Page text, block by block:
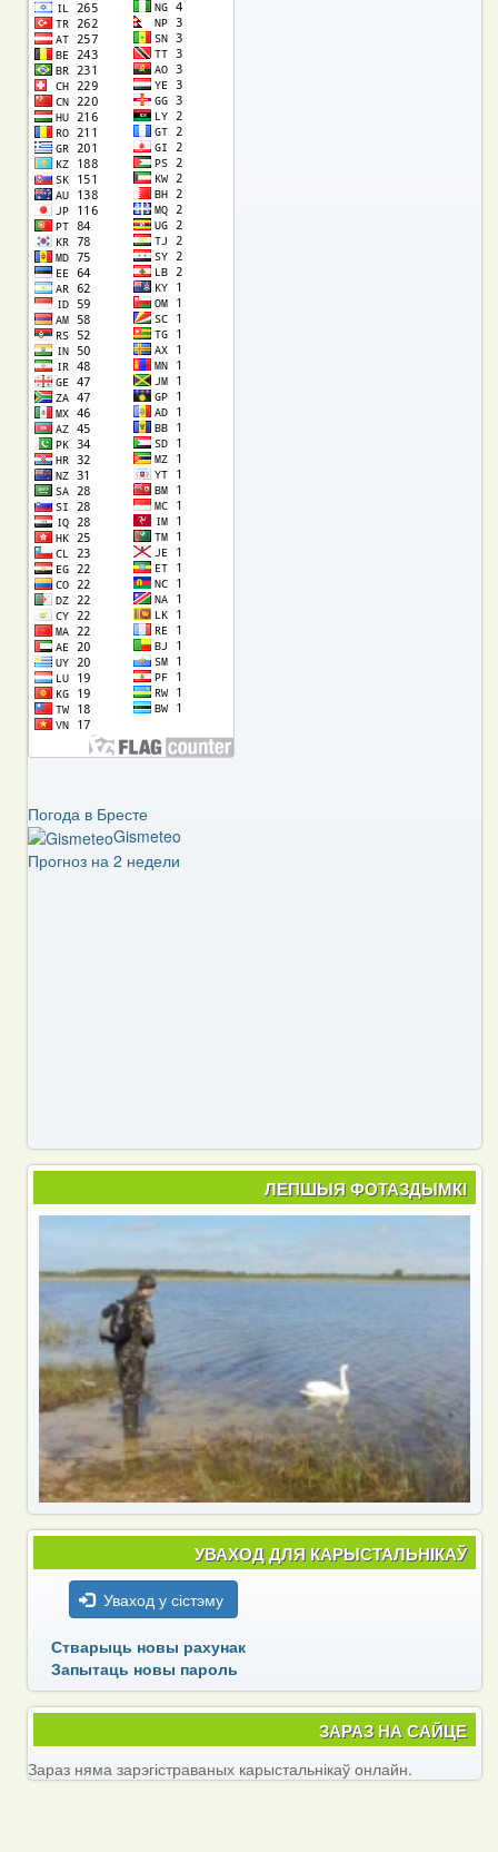
Погода в Бресте
Gismeteo
Прогноз на 2 недели
ЛЕПШЫЯ ФОТАЗДЫМКІ
УВАХОД ДЛЯ КАРЫСТАЛЬНІКАЎ
Уваход у сістэму
Стварыць новы рахунак
Запытаць новы пароль
ЗАРАЗ НА САЙЦЕ
Зараз няма зарэгістраваных карыстальнікаў онлайн.